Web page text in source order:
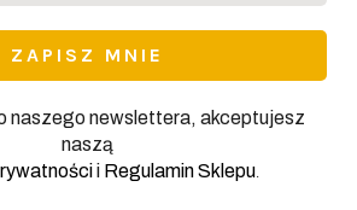
naszego newslettera, akceptujesz
naszą
i Regulamin Sklepu